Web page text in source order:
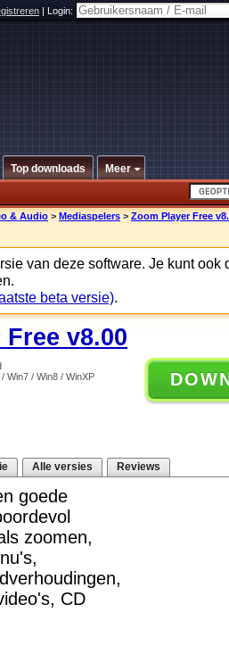
|Login:
Top downloads Meer
& Audio > Mediaspelers > Zoom Player Free
van deze software. Je kunt ook
beta versie).
v8.00
Win7 / Win8 / WinXP
Alle versies Reviews
goede
zoomen,
CD